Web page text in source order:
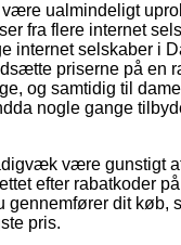
være ualmindeligt
fra flere internet
internet selskaber i
priserne på en
og samtidig til
nogle gange
være gunstigt
efter rabatkoder
gennemfører dit køb,
pris.